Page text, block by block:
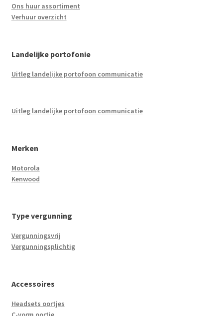
Ons huur assortiment
Verhuur overzicht
Landelijke portofonie
Uitleg landelijke portofoon communicatie
Uitleg landelijke portofoon communicatie
Merken
Motorola
Kenwood
Type vergunning
Vergunningsvrij
Vergunningsplichtig
Accessoires
Headsets oortjes